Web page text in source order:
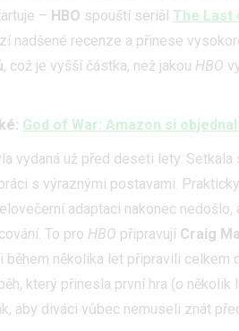
– HBO spouští seriál The Last
nadšené recenze a přinese
, což je vyšší částka, než jakou HBO
God of War: Amazon si
vydaná už před deseti lety.
s výraznými postavami.
adaptaci nakonec
To pro HBO připravují Craig
během několika let připravili celkem
který přinesla první hra (o
aby diváci vůbec nemuseli znát